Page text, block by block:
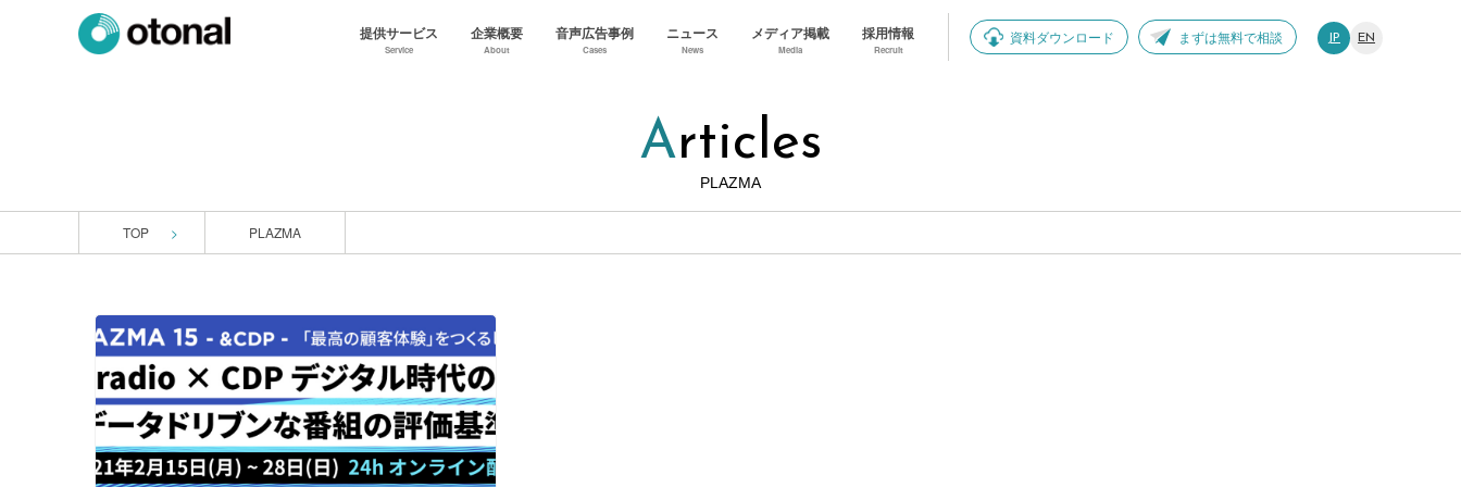
提供サービス
Service
企業概要
About
音声広告事例
Cases
ニュース
News
メディア掲載
Media
採用情報
Recruit
資料ダウンロード まずは無料で相談 JP EN
Articles
PLAZMA
TOP PLAZMA